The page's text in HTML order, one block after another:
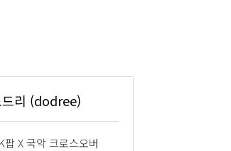
드리 (dodree)
팝 X 국악 크로스오버